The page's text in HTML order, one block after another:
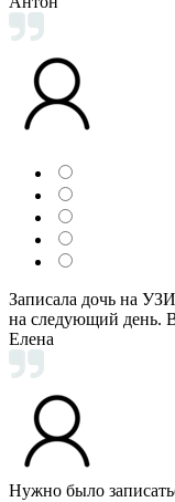
Записала дочь на
на следующий день.
Елена
Нужно было